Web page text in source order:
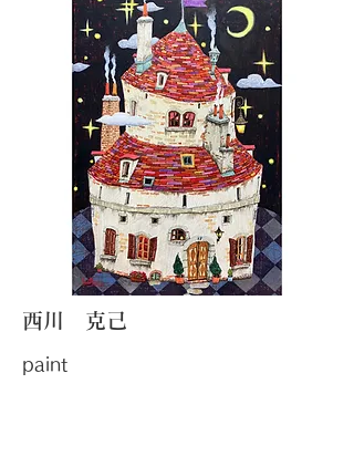
西川​ 克己
paint